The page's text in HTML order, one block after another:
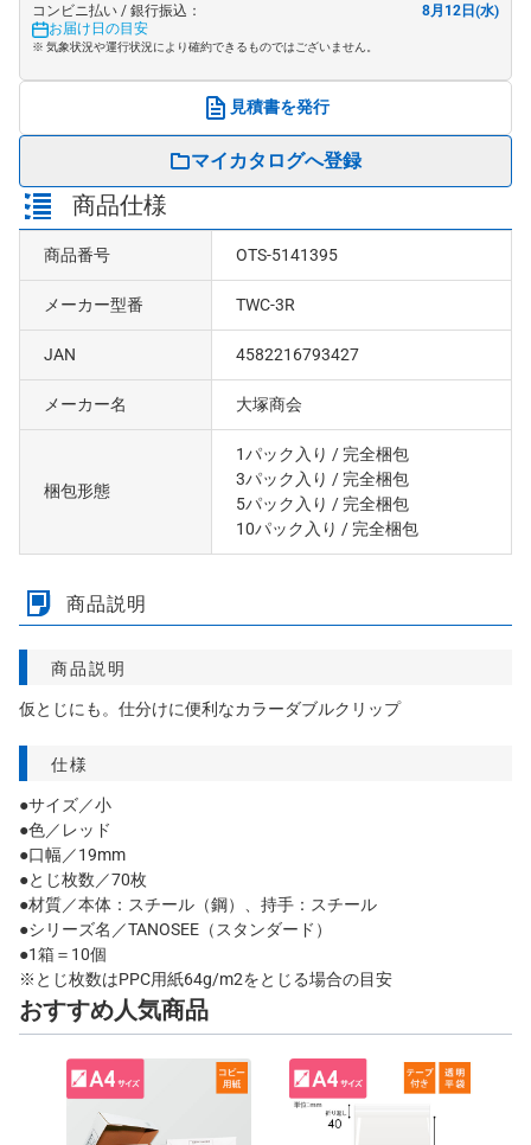
コンビニ払い / 銀行振込：
8月12日(水)
お届け日の目安
※ 気象状況や運行状況により確約できるものではございません。
見積書を発行
マイカタログへ登録
商品仕様
商品番号 OTS-5141395
メーカー型番 TWC-3R
JAN 4582216793427
メーカー名 大塚商会
梱包形態
1パック入り / 完全梱包
3パック入り / 完全梱包
5パック入り / 完全梱包
10パック入り / 完全梱包
商品説明
商品説明
仮とじにも。仕分けに便利なカラーダブルクリップ
仕様
●サイズ／小
●色／レッド
●口幅／19mm
●とじ枚数／70枚
●材質／本体：スチール（鋼）、持手：スチール
●シリーズ名／TANOSEE（スタンダード）
●1箱＝10個
※とじ枚数はPPC用紙64g/m2をとじる場合の目安
おすすめ人気商品